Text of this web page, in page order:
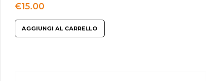
€15.00
AGGIUNGI AL CARRELLO